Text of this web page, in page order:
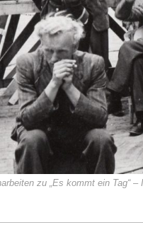
zu „Es kommt ein Tag“